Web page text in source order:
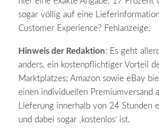
sogar völlig auf eine
Customer Experience? Fehlanzeige.
Hinweis der Redaktion: Es geht
anders, ein kostenpflichtiger Vorteil
Marktplatzes; Amazon sowie eBay
einen individuellen Premiumversand
Lieferung innerhalb von 24 Stunden
und dabei sogar ‚kostenlos‘ ist.